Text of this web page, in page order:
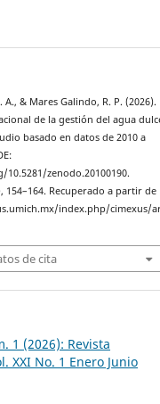
A., & Mares Galindo, R. P. (2026).
de la gestión del agua
basado en datos de 2010 a
zenodo.20100190.
154–164. Recuperado a partir de
index.php/cimexus/
de cita
1 (2026): Revista
XXI No. 1 Enero Junio